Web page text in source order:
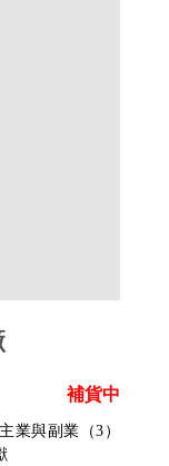
補貨中
業與副業（3）